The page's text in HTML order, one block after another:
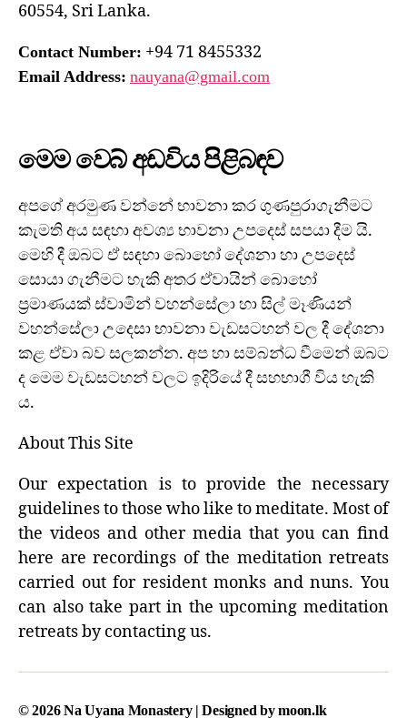
60554, Sri Lanka.
Contact Number: +94 71 8455332
Email Address: nauyana@gmail.com
මෙම වෙබ් අඩවිය පිළිබඳව
අපගේ අරමුණ වන්නේ භාවනා කර ගුණපුරාගැනීමට
කැමති අය සඳහා අවශ්‍ය භාවනා උපදෙස් සපයා දීම යි.
මෙහි දී ඔබට ඒ සඳහා බොහෝ දේශනා හා උපදෙස්
සොයා ගැනීමට හැකි අතර ඒවායින් බොහෝ
ප්‍රමාණයක් ස්වාමින් වහන්සේලා හා සිල් මෑණියන්
වහන්සේලා උදෙසා භාවනා වැඩසටහන් වල දී දේශනා
කළ ඒවා බව සලකන්න. අප හා සම්බන්ධ වීමෙන් ඔබට
ද මෙම වැඩසටහන් වලට ඉදිරියේ දී සහභාගී විය හැකි
ය.
About This Site
Our expectation is to provide the necessary
guidelines to those who like to meditate. Most of
the videos and other media that you can find
here are recordings of the meditation retreats
carried out for resident monks and nuns. You
can also take part in the upcoming meditation
retreats by contacting us.
© 2026Na Uyana Monastery | Designed bymoon.lk